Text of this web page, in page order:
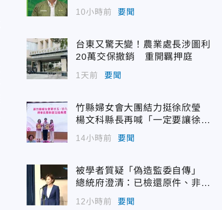
選！
10小時前 要聞
台東又驚天變！農業處長涉圖利
20萬交保撤銷 重開羈押庭
1天前 要聞
竹縣婦女會大團結力挺徐欣瑩
楊文科縣長再喊「一定要讓徐欣
瑩當選」
14小時前 要聞
被學者質疑「偽造監委自傳」
總統府澄清：已檢還原件、非府
方提供
12小時前 要聞